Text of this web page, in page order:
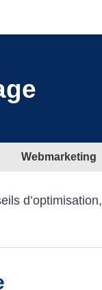
Webmarketing
d’optimisation,